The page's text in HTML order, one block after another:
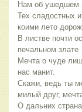
Нам об ушедшем
Тех сладостных
коими лето
В листве почти
печальном злате
Мечта о чуде
нас манит.
Скажи, ведь ты
милый друг,
О дальних